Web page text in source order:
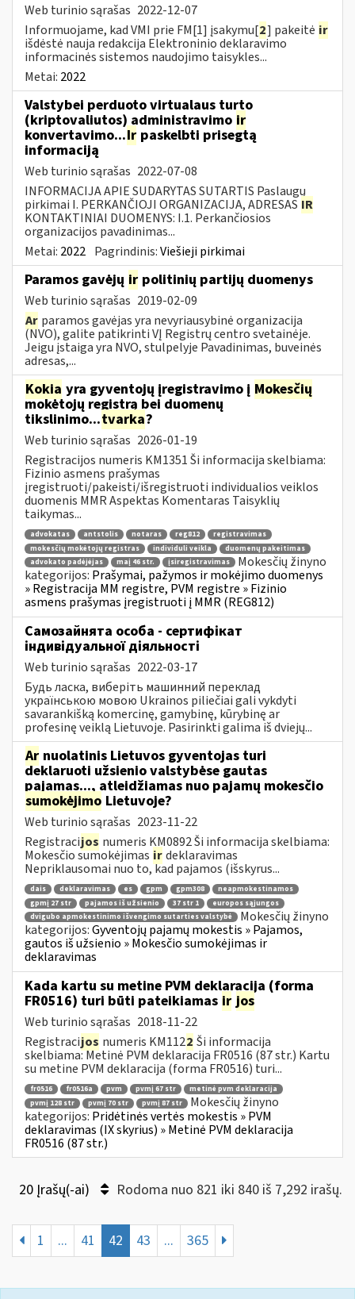
Web turinio sąrašas 2022-12-07
Informuojame, kad VMI prie FM[1] įsakymu[2] pakeitė ir
išdėstė nauja redakcija Elektroninio deklaravimo
informacinės sistemos naudojimo taisykles...
Metai: 2022
Valstybei perduoto virtualaus turto
(kriptovaliutos) administravimo ir
konvertavimo...Ir paskelbti prisegtą
informaciją
Web turinio sąrašas 2022-07-08
INFORMACIJA APIE SUDARYTAS SUTARTIS Paslaugų
pirkimai I. PERKANČIOJI ORGANIZACIJA, ADRESAS IR
KONTAKTINIAI DUOMENYS: I.1. Perkančiosios
organizacijos pavadinimas...
Metai: 2022 Pagrindinis:Viešieji pirkimai
Paramos gavėjų ir politinių partijų duomenys
Web turinio sąrašas 2019-02-09
Ar paramos gavėjas yra nevyriausybinė organizacija
(NVO), galite patikrinti VĮ Registrų centro svetainėje.
Jeigu įstaiga yra NVO, stulpelyje Pavadinimas, buveinės
adresas,...
Kokia yra gyventojų įregistravimo į Mokesčių
mokėtojų registrą bei duomenų
tikslinimo...tvarka?
Web turinio sąrašas 2026-01-19
Registracijos numeris KM1351 Ši informacija skelbiama:
Fizinio asmens prašymas
įregistruoti/pakeisti/išregistruoti individualios veiklos
duomenis MMR Aspektas Komentaras Taisyklių
taikymas...
advokatas antstolis notaras reg812
registravimas
mokesčių mokėtojų registras
individuli veikla
duomenų pakeitimas
advokato padėjėjas
maį 46 str. įsiregistravimas
Mokesčių žinyno
kategorijos: Prašymai, pažymos ir mokėjimo duomenys
» Registracija MM registre, PVM registre » Fizinio
asmens prašymas įregistruoti į MMR (REG812)
Самозайнята особа - сертифікат
індивідуальної діяльності
Web turinio sąrašas 2022-03-17
Будь ласка, виберіть машинний переклад
українською мовою Ukrainos piliečiai gali vykdyti
savarankišką komercinę, gamybinę, kūrybinę ar
profesinę veiklą Lietuvoje. Pasirinkti galima iš dviejų...
Ar nuolatinis Lietuvos gyventojas turi
deklaruoti užsienio valstybėse gautas
pajamas..., atleidžiamas nuo pajamų mokesčio
sumokėjimo Lietuvoje?
Web turinio sąrašas 2023-11-22
Registracijos numeris KM0892 Ši informacija skelbiama:
Mokesčio sumokėjimas irdeklaravimas
Nepriklausomai nuo to, kad pajamos (išskyrus...
dais deklaravimas es gpm gpm308
neapmokestinamos
gpmį 27 str
pajamos iš užsienio 37 str 1
europos sąjungos
dvigubo apmokestinimo išvengimo sutarties valstybė
Mokesčių žinyno
kategorijos:Gyventojų pajamų mokestis » Pajamos,
gautos iš užsienio » Mokesčio sumokėjimas ir
deklaravimas
Kada kartu su metine PVM deklaracija (forma
FR0516) turi būti pateikiamas ir jos
Web turinio sąrašas 2018-11-22
Registracijos numeris KM1122 Ši informacija
skelbiama: Metinė PVM deklaracija FR0516 (87 str.) Kartu
su metine PVM deklaracija (forma FR0516) turi...
fr0516 fr0516a pvm pvmį 67 str
metinė pvm deklaracija
pvmį 128 str
pvmį 70 str pvmį 87 str
Mokesčių žinyno
kategorijos: Pridėtinės vertės mokestis » PVM
deklaravimas (IX skyrius) » Metinė PVM deklaracija
FR0516 (87 str.)
20 Įrašų(-ai) Rodoma nuo 821 iki 840 iš 7,292 irašų.
1 ... 41 42 43 ... 365